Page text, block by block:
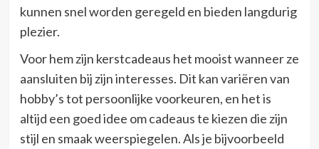
kunnen snel worden geregeld en bieden langdurig
plezier.
Voor hem zijn kerstcadeaus het mooist wanneer ze
aansluiten bij zijn interesses. Dit kan variëren van
hobby’s tot persoonlijke voorkeuren, en het is
altijd een goed idee om cadeaus te kiezen die zijn
stijl en smaak weerspiegelen. Als je bijvoorbeeld